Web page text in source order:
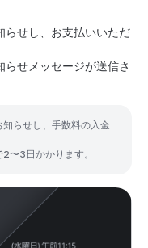
らせし、お支払いいただ
せメッセージが送信さ
らせし、手数料の入金
〜3日かかります。